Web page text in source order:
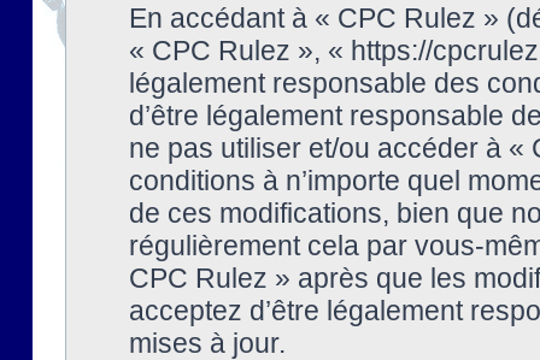
En accédant à « CPC Rulez »
« CPC Rulez », « https://
légalement responsable des
d’être légalement responsable
ne pas utiliser et/ou accéder à
conditions à n’importe quel
de ces modifications, bien que
régulièrement cela par vous-
CPC Rulez » après que les
acceptez d’être légalement
mises à jour.